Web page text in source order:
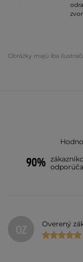
Obrázky majú iba
90% odporúča
OZ Overený